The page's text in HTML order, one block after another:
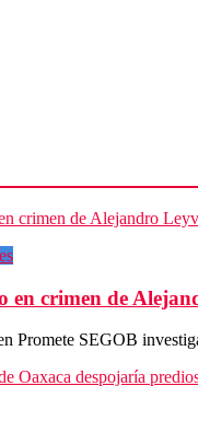
en crimen de
Promete SEGOB